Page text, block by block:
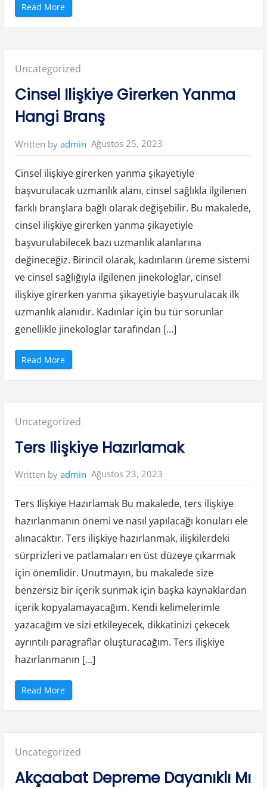
Read More“
K
a
l
i
k
i
e
G
d
i
m
A
e
O
l
m
a
i
C
o
m
”
Posted
in:
Uncategorized
Cinsel Ilişkiye Girerken Yanma
Hangi Branş
Written by admin Ağustos 25, 2023
Cinsel ilişkiye girerken yanma şikayetiyle
başvurulacak uzmanlık alanı, cinsel sağlıkla ilgilenen
farklı branşlara bağlı olarak değişebilir. Bu makalede,
cinsel ilişkiye girerken yanma şikayetiyle
başvurulabilecek bazı uzmanlık alanlarına
değineceğiz. Birincil olarak, kadınların üreme sistemi
ve cinsel sağlığıyla ilgilenen jinekologlar, cinsel
ilişkiye girerken yanma şikayetiyle başvurulacak ilk
uzmanlık alanıdır. Kadınlar için bu tür sorunlar
genellikle jinekologlar tarafından […]
Read More“
C
l
i
k
i
y
G
e
r
e
Y
a
n
m
a
H
a
n
i
r
a
n
ş
Posted
in:
Uncategorized
Ters Ilişkiye Hazırlamak
Written by admin Ağustos 23, 2023
Ters Ilişkiye Hazırlamak Bu makalede, ters ilişkiye
hazırlanmanın önemi ve nasıl yapılacağı konuları ele
alınacaktır. Ters ilişkiye hazırlanmak, ilişkilerdeki
sürprizleri ve patlamaları en üst düzeye çıkarmak
için önemlidir. Unutmayın, bu makalede size
benzersiz bir içerik sunmak için başka kaynaklardan
içerik kopyalamayacağım. Kendi kelimelerimle
yazacağım ve sizi etkileyecek, dikkatinizi çekecek
ayrıntılı paragraflar oluşturacağım. Ters ilişkiye
hazırlanmanın […]
Read More“
T
ş
k
y
e
Posted
in:
Uncategorized
Akçaabat Depreme Dayanıklı Mı